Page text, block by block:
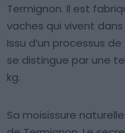
Termignon. Il est
vaches qui vivent dans
Issu d’un processus
se distingue par une
kg.
Sa moisissure